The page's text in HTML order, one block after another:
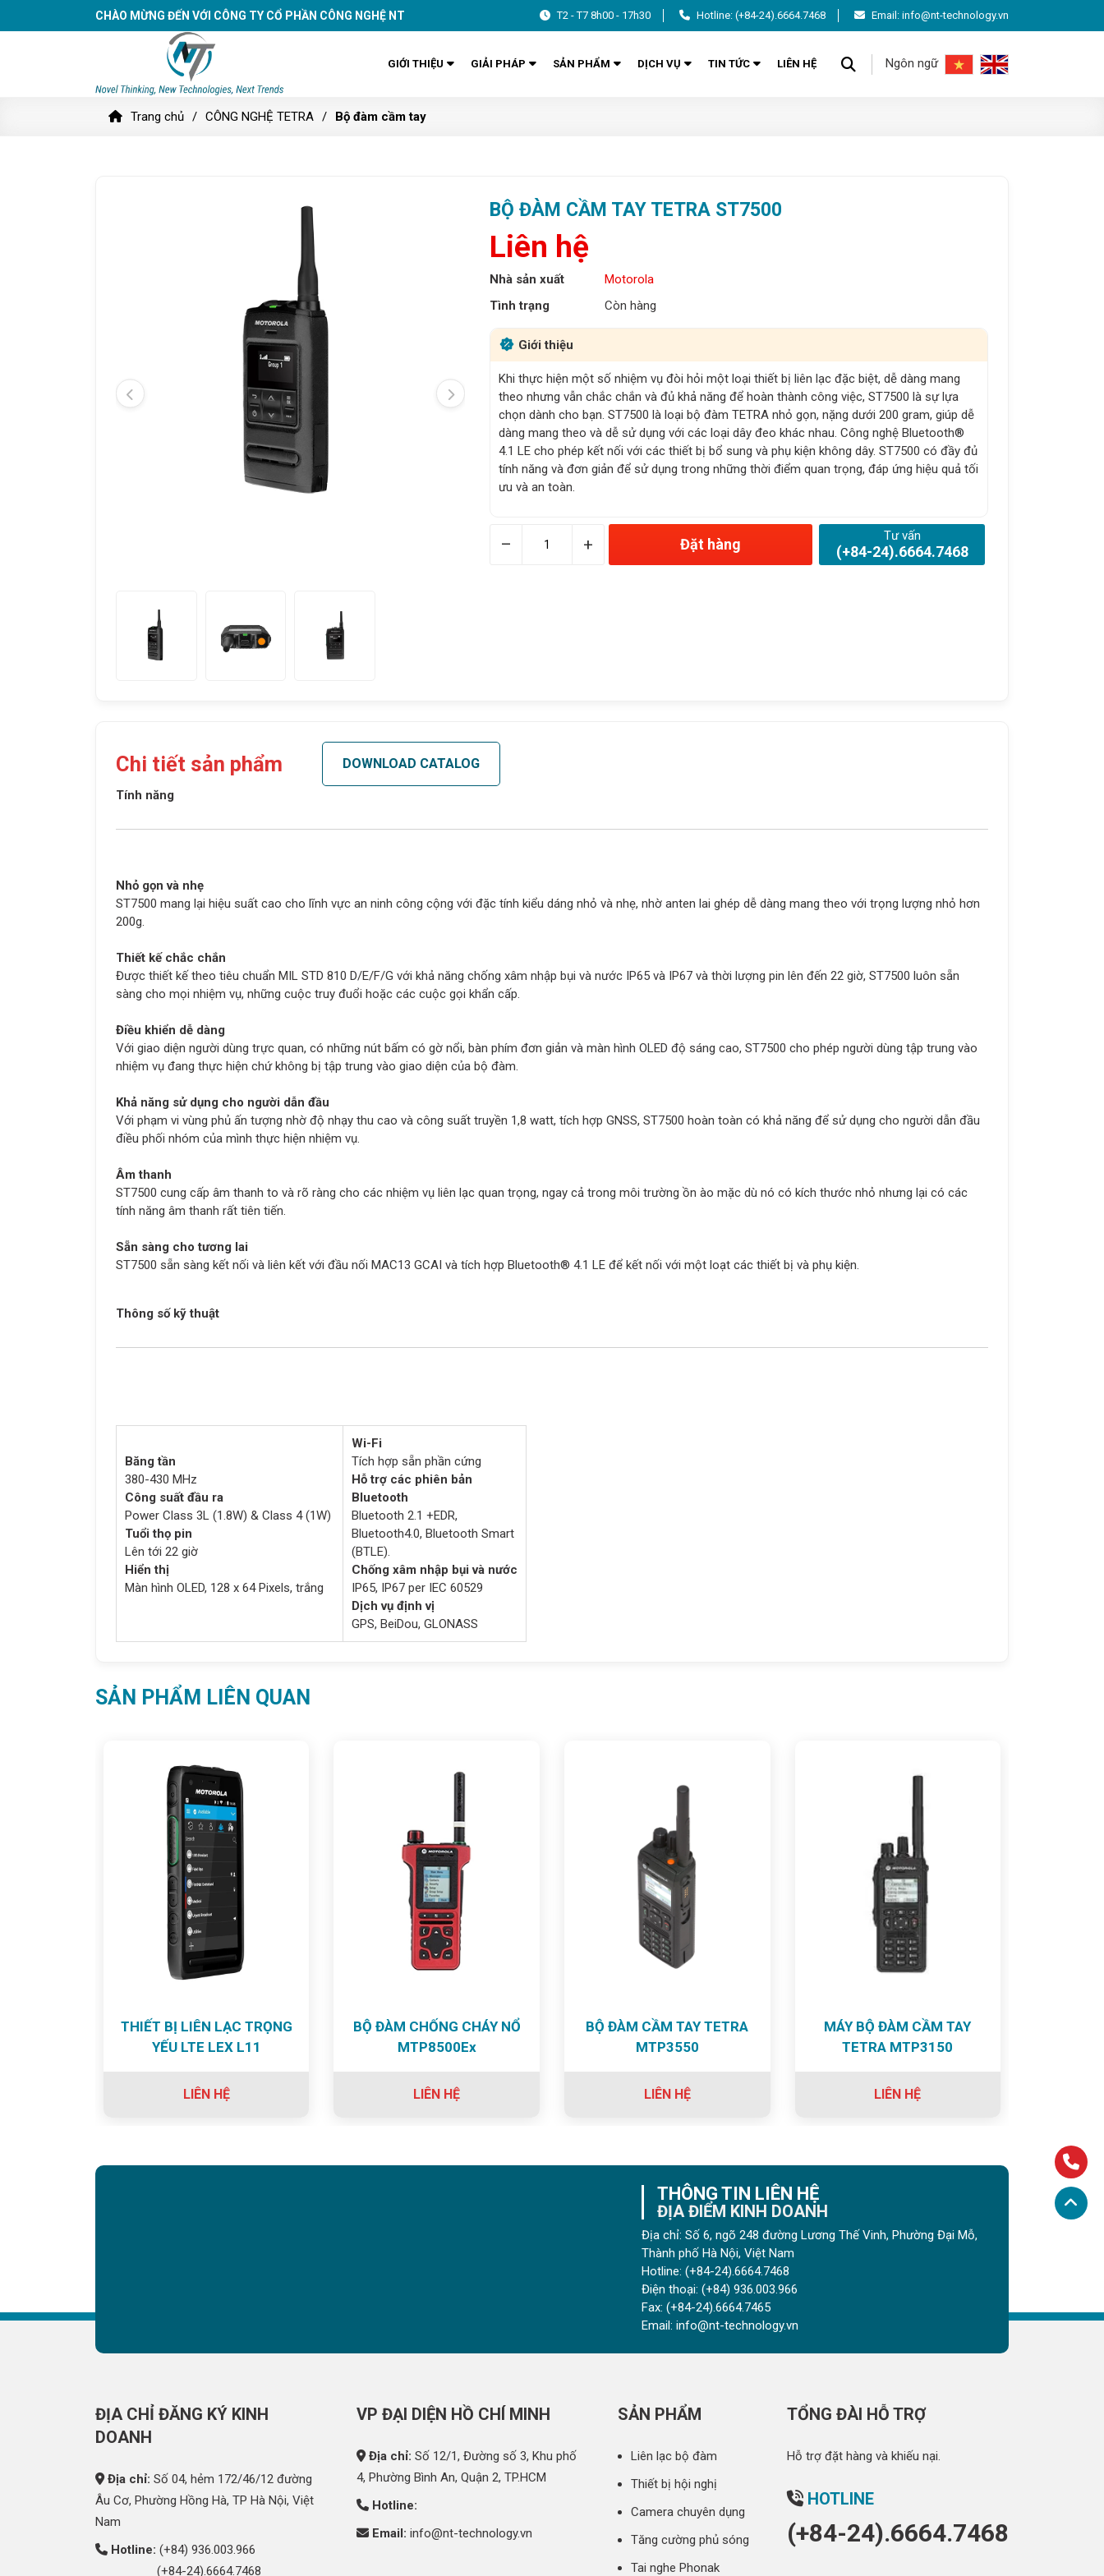
CHÀO MỪNG ĐẾN VỚI CÔNG TY CỔ PHẦN CÔNG NGHỆ NT T2 - T7 8h00 - 17h30 Hotline:(+84-24).6664.7468 Email: info@nt-technology.vn
GIỚI THIỆU GIẢI PHÁP SẢN PHẨM DỊCH VỤ TIN TỨC LIÊN HỆ Ngôn ngữ
Trang chủ CÔNG NGHỆ TETRA Bộ đàm cầm tay
BỘ ĐÀM CẦM TAY TETRA ST7500
Liên hệ
Nhà sản xuất
Motorola
Tình trạng
Còn hàng
Giới thiệu
Khi thực hiện một số nhiệm vụ đòi hỏi một loại thiết bị liên lạc đặc biệt, dễ dàng mang
theo nhưng vẫn chắc chắn và đủ khả năng để hoàn thành công việc, ST7500 là sự lựa
chọn dành cho bạn. ST7500 là loại bộ đàm TETRA nhỏ gọn, nặng dưới 200 gram, giúp dễ
dàng mang theo và dễ sử dụng với các loại dây đeo khác nhau. Công nghệ Bluetooth®
4.1 LE cho phép kết nối với các thiết bị bổ sung và phụ kiện không dây. ST7500 có đầy đủ
tính năng và đơn giản để sử dụng trong những thời điểm quan trọng, đáp ứng hiệu quả tối
ưu và an toàn.
– + Đặt hàng Tư vấn
(+84-24).6664.7468
Chi tiết sản phẩm DOWNLOAD CATALOG
Tính năng
Nhỏ gọn và nhẹ
ST7500 mang lại hiệu suất cao cho lĩnh vực an ninh công cộng với đặc tính kiểu dáng nhỏ và nhẹ, nhờ anten lai ghép dễ dàng mang theo với trọng lượng nhỏ hơn
200g.
Thiết kế chắc chắn
Được thiết kế theo tiêu chuẩn MIL STD 810 D/E/F/G với khả năng chống xâm nhập bụi và nước IP65 và IP67 và thời lượng pin lên đến 22 giờ, ST7500 luôn sẵn
sàng cho mọi nhiệm vụ, những cuộc truy đuổi hoặc các cuộc gọi khẩn cấp.
Điều khiển dễ dàng
Với giao diện người dùng trực quan, có những nút bấm có gờ nổi, bàn phím đơn giản và màn hình OLED độ sáng cao, ST7500 cho phép người dùng tập trung vào
nhiệm vụ đang thực hiện chứ không bị tập trung vào giao diện của bộ đàm.
Khả năng sử dụng cho người dẫn đầu
Với phạm vi vùng phủ ấn tượng nhờ độ nhạy thu cao và công suất truyền 1,8 watt, tích hợp GNSS, ST7500 hoàn toàn có khả năng để sử dụng cho người dẫn đầu
điều phối nhóm của mình thực hiện nhiệm vụ.
Âm thanh
ST7500 cung cấp âm thanh to và rõ ràng cho các nhiệm vụ liên lạc quan trọng, ngay cả trong môi trường ồn ào mặc dù nó có kích thước nhỏ nhưng lại có các
tính năng âm thanh rất tiên tiến.
Sẵn sàng cho tương lai
ST7500 sẵn sàng kết nối và liên kết với đầu nối MAC13 GCAI và tích hợp Bluetooth® 4.1 LE để kết nối với một loạt các thiết bị và phụ kiện.
Thông số kỹ thuật
Băng tần
380-430 MHz
Công suất đầu ra
Power Class 3L (1.8W) & Class 4 (1W)
Tuổi thọ pin
Lên tới 22 giờ
Hiển thị
Màn hình OLED, 128 x 64 Pixels, trắng
Wi-Fi
Tích hợp sẵn phần cứng
Hỗ trợ các phiên bản
Bluetooth
Bluetooth 2.1 +EDR,
Bluetooth4.0, Bluetooth Smart
(BTLE).
Chống xâm nhập bụi và nước
IP65, IP67 per IEC 60529
Dịch vụ định vị
GPS, BeiDou, GLONASS
SẢN PHẨM LIÊN QUAN
THIẾT BỊ LIÊN LẠC TRỌNG
YẾU LTE LEX L11
LIÊN HỆ
BỘ ĐÀM CHỐNG CHÁY NỔ
MTP8500Ex
LIÊN HỆ
BỘ ĐÀM CẦM TAY TETRA
MTP3550
LIÊN HỆ
MÁY BỘ ĐÀM CẦM TAY
TETRA MTP3150
LIÊN HỆ
THÔNG TIN LIÊN HỆ
ĐỊA ĐIỂM KINH DOANH
Địa chỉ: Số 6, ngõ 248 đường Lương Thế Vinh, Phường Đại Mỗ,
Thành phố Hà Nội, Việt Nam
Hotline: (+84-24).6664.7468
Điện thoại: (+84) 936.003.966
Fax: (+84-24).6664.7465
Email: info@nt-technology.vn
ĐỊA CHỈ ĐĂNG KÝ KINH
DOANH
Địa chỉ: Số 04, hẻm 172/46/12 đường
Âu Cơ, Phường Hồng Hà, TP Hà Nội, Việt
Nam
Hotline: (+84) 936.003.966
(+84-24).6664.7468
VP ĐẠI DIỆN HỒ CHÍ MINH
Địa chỉ: Số 12/1, Đường số 3, Khu phố
4, Phường Bình An, Quận 2, TP.HCM
Hotline:
Email: info@nt-technology.vn
SẢN PHẨM
Liên lạc bộ đàm
Thiết bị hội nghị
Camera chuyên dụng
Tăng cường phủ sóng
Tai nghe Phonak
TỔNG ĐÀI HỖ TRỢ
Hỗ trợ đặt hàng và khiếu nại.
HOTLINE
(+84-24).6664.7468